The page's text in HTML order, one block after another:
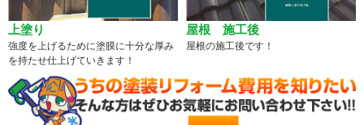
上塗り
強度を上げるために塗膜に十分な厚み
を持たせ仕上げていきます！
屋根 施工後
屋根の施工後です！